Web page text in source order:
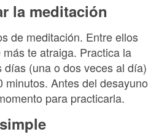
la meditación
de meditación. Entre ellos
te atraiga. Practica la
días (una o dos veces al día)
minutos. Antes del desayuno
para practicarla.